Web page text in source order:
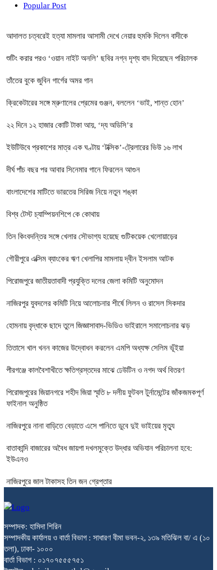
Popular Post
আদালত চত্বরেই হত্যা মামলার আসামী দেখে নেয়ার হুমকি দিলেন বাদীকে
শুটিং করার পরও ‘ওয়ান নাইট অনলি’ ছবির নগ্ন দৃশ্য বাদ দিয়েছেন পরিচালক
তাঁতের বুকে জুবিন গার্গের অমর গান
ক্রিকেটারের সঙ্গে ম্রুণালের প্রেমের গুঞ্জন, বললেন ‘ভাই, শান্ত হোন’
২২ দিনে ১২ হাজার কোটি টাকা আয়, ‘দ্য অডিসি’র
ইউটিউবে প্রকাশের মাত্র এক ঘণ্টায় ‘টক্সিক’-ট্রেলারের ভিউ ১৬ লাখ
দীর্ঘ পাঁচ বছর পর আবার সিনেমার গানে ফিরলেন আগুন
বাংলাদেশের মাটিতে ভারতের সিরিজ নিয়ে নতুন শঙ্কা
বিশ্ব টেস্ট চ্যাম্পিয়নশিপে কে কোথায়
তিন কিংবদন্তির সঙ্গে খেলার সৌভাগ্য হয়েছে গুটিকয়েক খেলোয়াড়ের
গৌরীপুরে এক্সিম ব্যাংকের ঋণ খেলাপির মামলায় দ্বীন ইসলাম আটক
পিরোজপুরে জাতীয়তাবাদী প্রযুক্তি দলের জেলা কমিটি অনুমোদন
নাজিরপুর যুবদলের কমিটি নিয়ে আলোচনার শীর্ষে লিলন ও রাসেল সিকদার
হোমনায় বৃদ্ধাকে ছাদে তুলে জিজ্ঞাসাবাদ-ভিডিও ভাইরালে সমালোচনার ঝড়
তিতাসে খাল খনন কাজের উদ্বোধন করলেন এমপি অধ্যক্ষ সেলিম ভূঁইয়া
পীরগঞ্জে কালবৈশাখীতে ক্ষতিগ্রস্তদের মাঝে ঢেউটিন ও নগদ অর্থ বিতরণ
পিরোজপুরের জিয়ানগরে শহীদ জিয়া স্মৃতি ৮ দলীয় ফুটবল টুর্নামেন্টের জাঁকজমকপূর্ণ
ফাইনাল অনুষ্ঠিত
নাজিরপুরে নানা বাড়িতে বেড়াতে এসে পানিতে ডুবে দুই ভাইয়ের মৃত্যু
বাতাকান্দি বাজারের অবৈধ জায়গা দখলমুক্তে উদ্ধার অভিযান পরিচালনা হবে:
ইউএনও
নাজিরপুরে জাল টাকাসহ তিন জন গ্রেপ্তার
সম্পাদক: হামিদা শিরিন
সম্পাদকীয় কার্যালয় ও বার্তা বিভাগ : সাধারণ বীমা ভবন-২, ১৩৯ মতিঝিল বা/ এ (১০
তলা), ঢাকা- ১০০০
বার্তা বিভাগ : ০১৭০৭৫৫৫৭৫১